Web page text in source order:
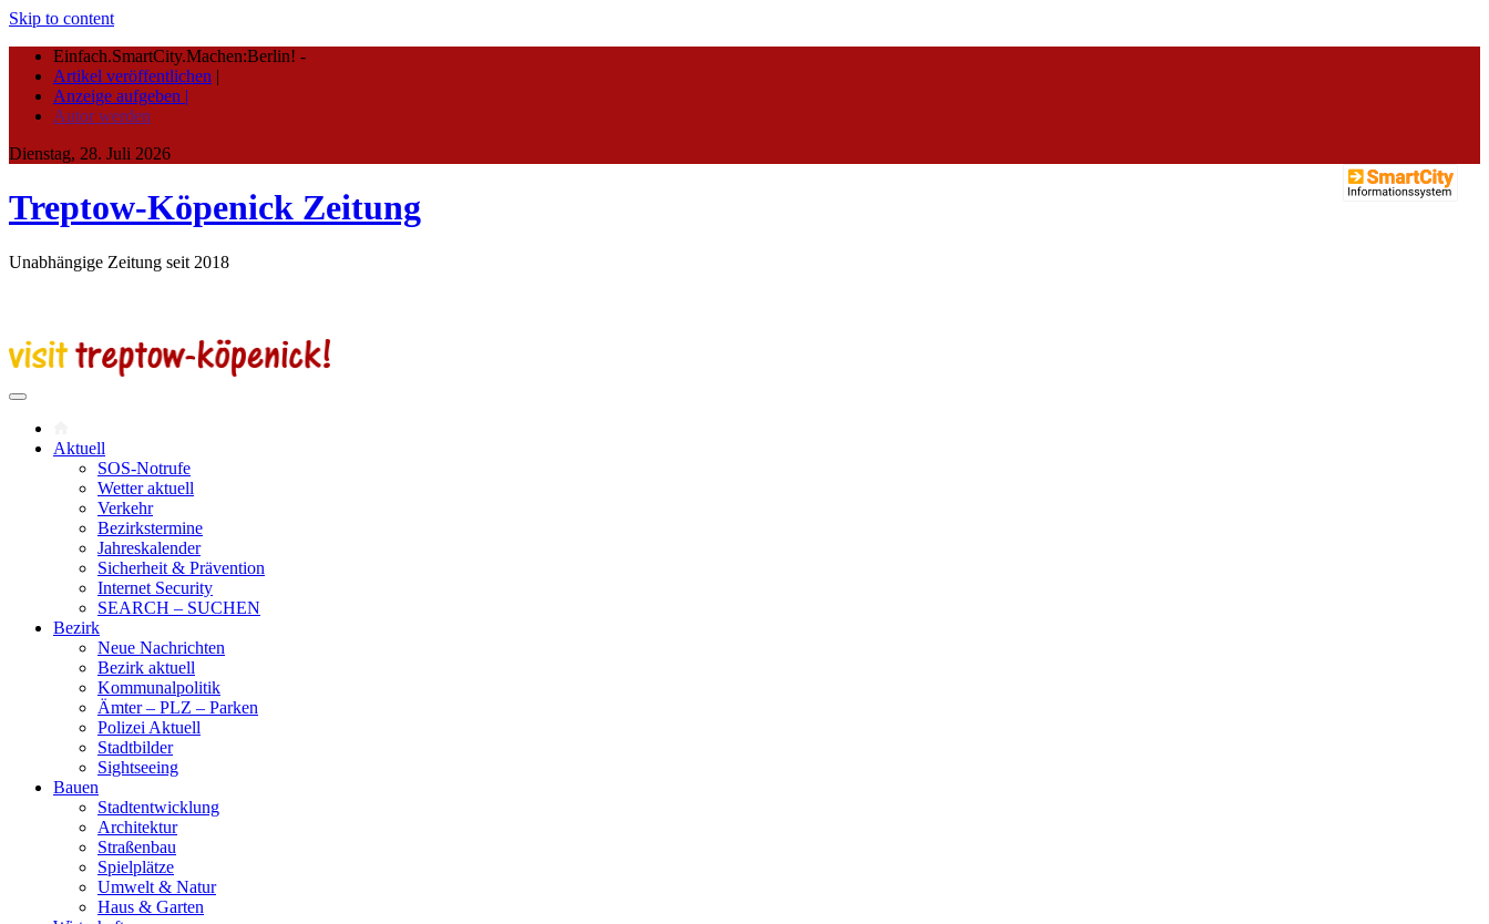
Skip to content
Einfach.SmartCity.Machen:Berlin! -
Artikel veröffentlichen |
Anzeige aufgeben |
Autor werden
Dienstag, 28. Juli 2026
Treptow-Köpenick Zeitung
Unabhängige Zeitung seit 2018
Aktuell
SOS-Notrufe
Wetter aktuell
Verkehr
Bezirkstermine
Jahreskalender
Sicherheit & Prävention
Internet Security
SEARCH – SUCHEN
Bezirk
Neue Nachrichten
Bezirk aktuell
Kommunalpolitik
Ämter – PLZ – Parken
Polizei Aktuell
Stadtbilder
Sightseeing
Bauen
Stadtentwicklung
Architektur
Straßenbau
Spielplätze
Umwelt & Natur
Haus & Garten